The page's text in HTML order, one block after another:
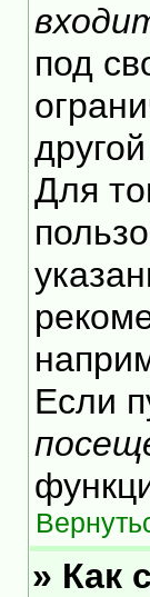
под
Для
Если
» Как